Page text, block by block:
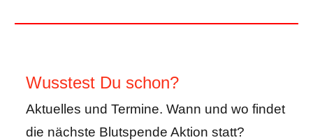
Wusstest Du schon?
Aktuelles und Termine. Wann und wo findet
die nächste Blutspende Aktion statt?